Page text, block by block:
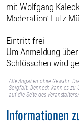
mit Wolfgang Kaleck
Moderation: Lutz
Eintritt frei
Um Anmeldung
Schlösschen wird
Alle Angaben ohne Gewähr.
Sorgfalt. Dennoch kann es zu
auf die Seite des
Informationen